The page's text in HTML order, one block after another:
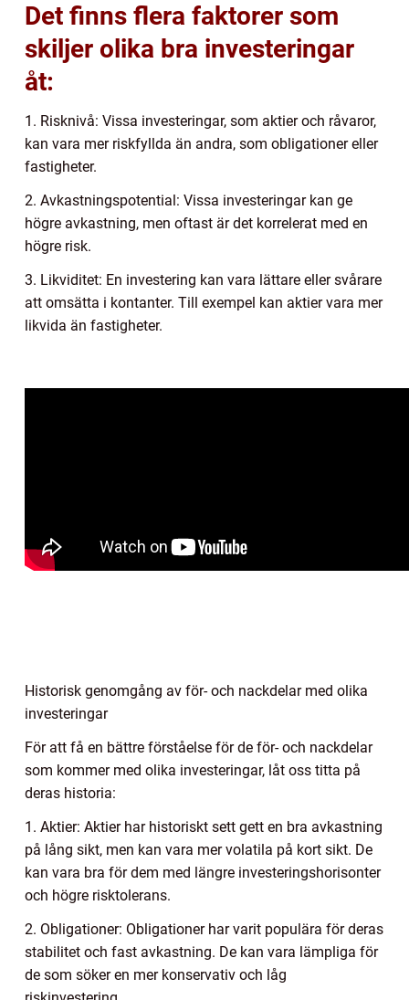
Det finns flera faktorer som
skiljer olika bra investeringar
åt:
1. Risknivå: Vissa investeringar, som aktier och råvaror,
kan vara mer riskfyllda än andra, som obligationer eller
fastigheter.
2. Avkastningspotential: Vissa investeringar kan ge
högre avkastning, men oftast är det korrelerat med en
högre risk.
3. Likviditet: En investering kan vara lättare eller svårare
att omsätta i kontanter. Till exempel kan aktier vara mer
likvida än fastigheter.
Historisk genomgång av för- och nackdelar med olika
investeringar
För att få en bättre förståelse för de för- och nackdelar
som kommer med olika investeringar, låt oss titta på
deras historia:
1. Aktier: Aktier har historiskt sett gett en bra avkastning
på lång sikt, men kan vara mer volatila på kort sikt. De
kan vara bra för dem med längre investeringshorisonter
och högre risktolerans.
2. Obligationer: Obligationer har varit populära för deras
stabilitet och fast avkastning. De kan vara lämpliga för
de som söker en mer konservativ och låg